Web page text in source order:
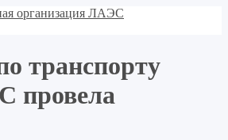
организация ЛАЭС
транспорту